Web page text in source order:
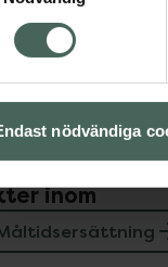
nödvändiga
inom